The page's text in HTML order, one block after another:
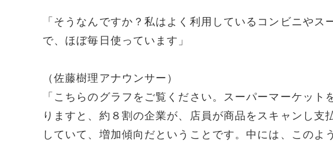
「そうなんですか？私はよく利用しているコンビニや
で、ほぼ毎日使っています」
（佐藤樹理アナウンサー）
「こちらのグラフをご覧ください。スーパーマーケッ
りますと、約８割の企業が、店員が商品をスキャンし支
していて、増加傾向だということです。中には、この